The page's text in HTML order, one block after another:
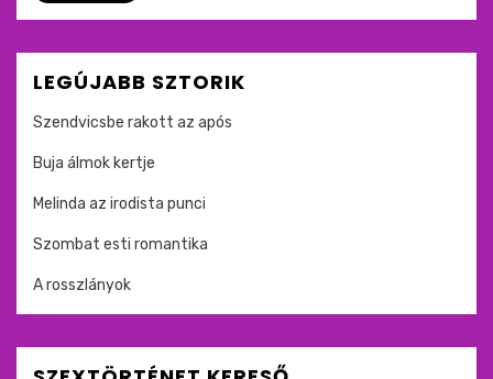
LEGÚJABB SZTORIK
Szendvicsbe rakott az após
Buja álmok kertje
Melinda az irodista punci
Szombat esti romantika
A rosszlányok